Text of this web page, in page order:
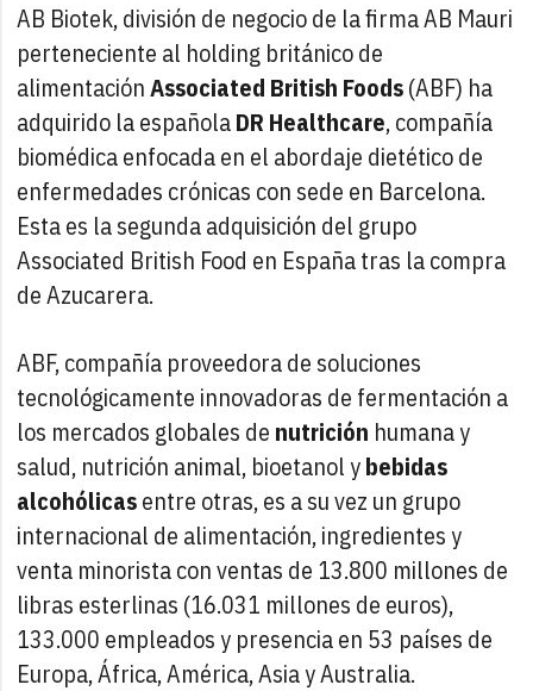
AB Biotek, división de negocio de la firma AB Mauri
perteneciente al holding británico de
alimentaciónAssociated British Foods(ABF) ha
adquirido la españolaDR Healthcare, compañía
biomédica enfocada en el abordaje dietético de
enfermedades crónicas con sede en Barcelona.
Esta es la segunda adquisición del grupo
Associated British Food en España tras la compra
de Azucarera.
ABF, compañía proveedora de soluciones
tecnológicamente innovadoras de fermentación a
los mercados globales de nutrición humana y
salud, nutrición animal, bioetanol ybebidas
alcohólicasentre otras, es a su vez un grupo
internacional de alimentación, ingredientes y
venta minorista con ventas de 13.800 millones de
libras esterlinas (16.031 millones de euros),
133.000 empleados y presencia en 53 países de
Europa, África, América, Asia y Australia.